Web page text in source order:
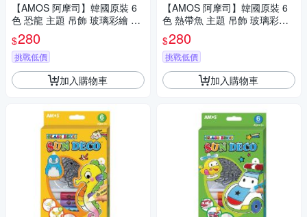
【AMOS 阿摩司】韓國原裝 6
色 恐龍 主題 吊飾 玻璃彩繪 膠
/ 組 SD10P6-D
$280
挑戰低價
加入購物車
【AMOS 阿摩司】韓國原裝 6
色 熱帶魚 主題 吊飾 玻璃彩繪
膠 / 組 SD10P6-T
$280
挑戰低價
加入購物車